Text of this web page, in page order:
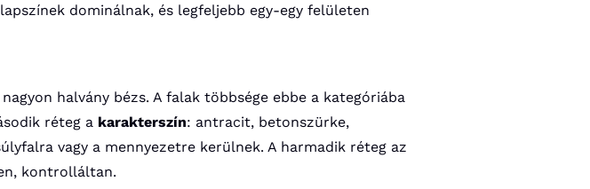
dominálnak, és legfeljebb egy-egy felületen
halvány bézs. A falak többsége ebbe a kategóriába
réteg a karakterszín: antracit, betonszürke,
vagy a mennyezetre kerülnek. A harmadik réteg az
kontrolláltan.